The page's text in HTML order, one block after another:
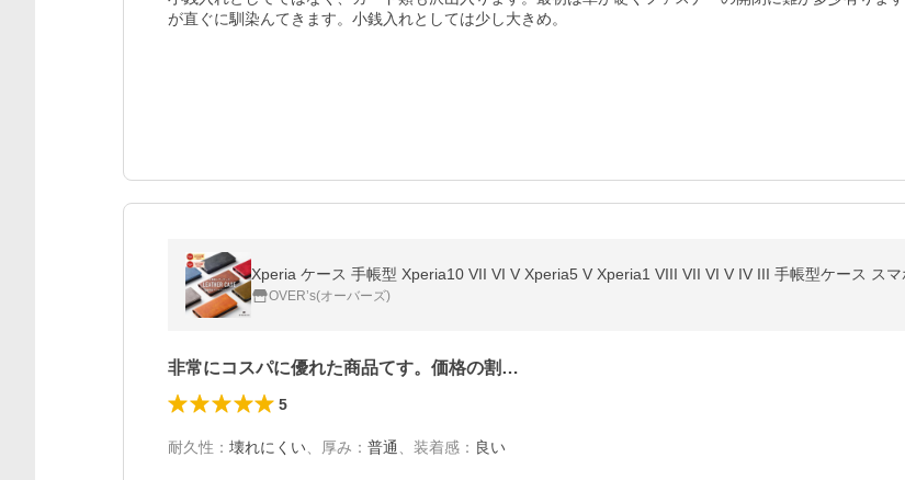
が直ぐに馴染んてきます。小銭入れとしては少し大きめ。
OVER’s(オーバーズ)
非常にコスパに優れた商品てす。価格の割…
5
耐久性 ： 壊れにくい 厚み ： 普通 装着感 ： 良い